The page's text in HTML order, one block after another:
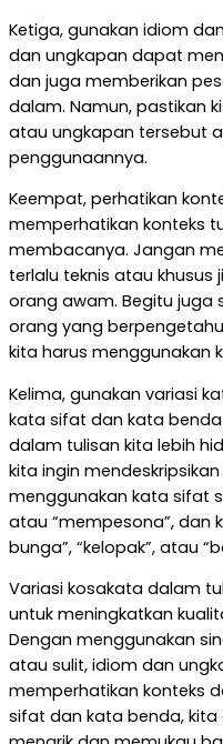
Ketiga, gunakan idiom
dan ungkapan dapat
dan juga memberikan
dalam. Namun, pastikan
atau ungkapan tersebut
penggunaannya.
Keempat, perhatikan
memperhatikan konteks
membacanya. Jangan
terlalu teknis atau
orang awam. Begitu juga
orang yang
kita harus menggunakan
Kelima, gunakan variasi
kata sifat dan kata
dalam tulisan kita lebih
kita ingin
menggunakan kata sifat
atau “mempesona”, dan
bunga”, “kelopak”, atau
Variasi kosakata dalam
untuk meningkatkan
Dengan menggunakan
atau sulit, idiom dan
memperhatikan konteks
sifat dan kata benda,